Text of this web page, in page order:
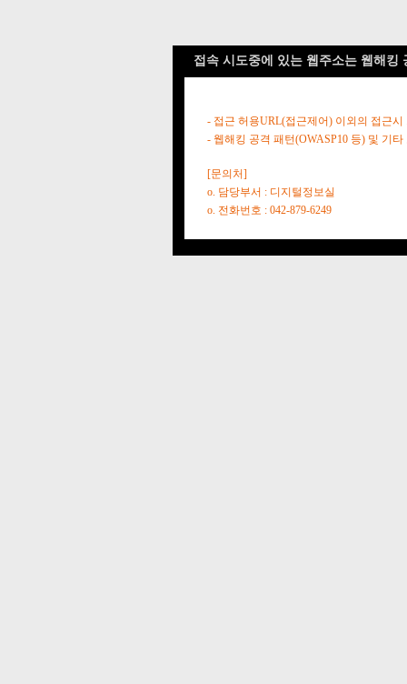
접속 시도중에 있는 웹주소는 웹해킹
- 접근 허용URL(접근제어) 이외의 접근시
- 웹해킹 공격 패턴(OWASP10 등) 및 기
[문의처]
o. 담당부서 : 디지털정보실
o. 전화번호 : 042-879-6249